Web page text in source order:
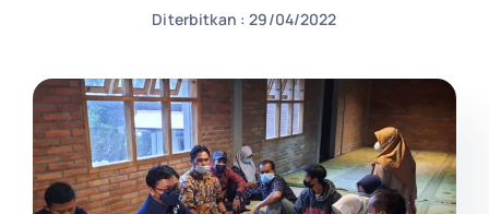
CONTACT US
Diterbitkan : 29/04/2022